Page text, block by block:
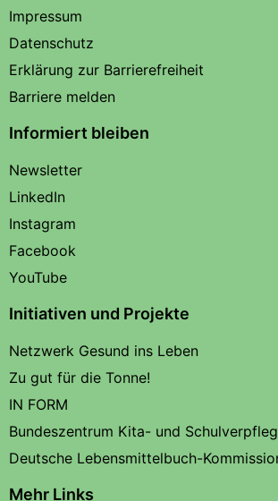
Impressum
Datenschutz
Erklärung zur Barrierefreiheit
Barriere melden
Informiert bleiben
Newsletter
LinkedIn
Instagram
Facebook
YouTube
Initiativen und Projekte
Netzwerk Gesund ins Leben
Zu gut für die Tonne!
IN FORM
Bundeszentrum Kita- und
Deutsche Lebensmittelbuch-
Mehr Links